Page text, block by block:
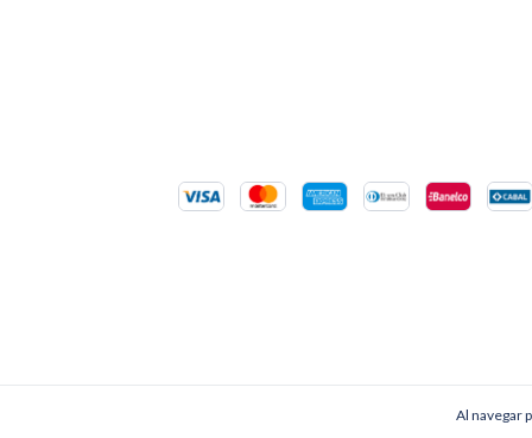
Al navegar
Copyright distribuidora cuarso - 2026. Todos los derechos